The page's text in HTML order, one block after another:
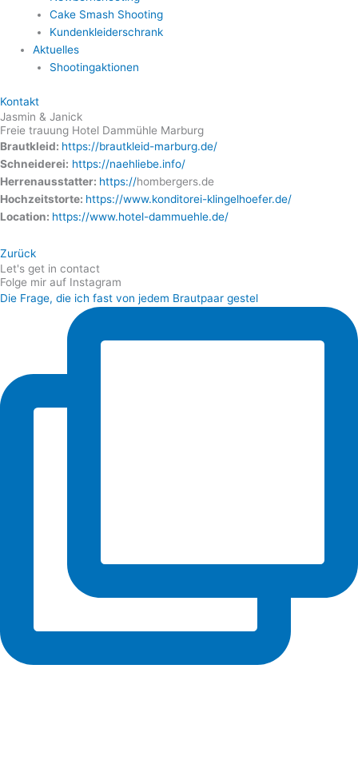
Cake Smash Shooting
Kundenkleiderschrank
Aktuelles
Shootingaktionen
Kontakt
Jasmin & Janick
Freie trauung Hotel Dammühle Marburg
Brautkleid: https://brautkleid-marburg.de/
Schneiderei: https://naehliebe.info/
Herrenausstatter: https://hombergers.de
Hochzeitstorte: https://www.konditorei-klingelhoefer.de/
Location: https://www.hotel-dammuehle.de/
Zurück
Let's get in contact
Folge mir auf Instagram
Die Frage, die ich fast von jedem Brautpaar gestel